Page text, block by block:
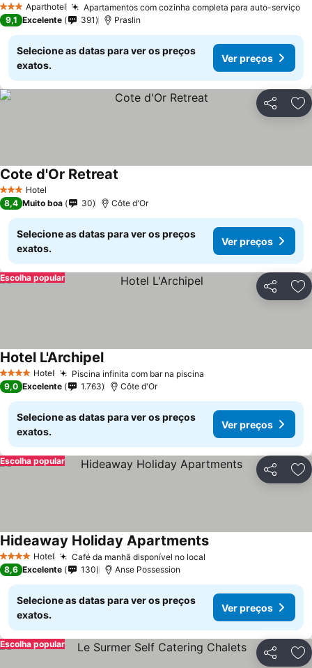
3 EstrelasAparthotel Apartamentos com cozinha completa para auto-serviço
9,1 Excelente 391 Praslin
Selecione as datas para ver os preços
exatos.
Ver preços
Partilhar
3 EstrelasHotel
Cote d'Or Retreat
8,4 Muito boa 30 Côte d'Or
Selecione as datas para ver os preços
exatos.
Ver preços
Partilhar
Escolha popular
4 EstrelasHotel Piscina infinita com bar na piscina
Hotel L'Archipel
9,0 Excelente 1.763 Côte d'Or
Selecione as datas para ver os preços
exatos.
Ver preços
Partilhar
Escolha popular
4 EstrelasHotel Café da manhã disponível no local
Hideaway Holiday Apartments
8,6 Excelente 130 Anse Possession
Selecione as datas para ver os preços
exatos.
Ver preços
Partilhar
Escolha popular